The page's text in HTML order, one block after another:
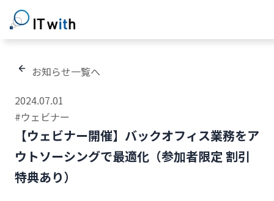
お知らせ一覧へ
2024.07.01
#ウェビナー
【ウェビナー開催】バックオフィス業務をア
ウトソーシングで最適化（参加者限定 割引
特典あり）